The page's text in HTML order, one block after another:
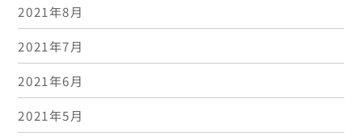
2021年8月
2021年7月
2021年6月
2021年5月